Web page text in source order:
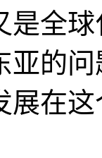
是全
亚的
展在